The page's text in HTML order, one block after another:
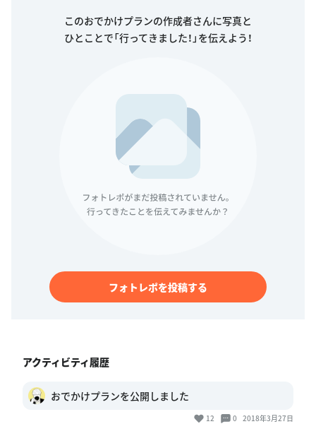
このおでかけプランの作成者さんに写真と
ひとことで「行ってきました！」を伝えよう！
フォトレポを投稿する
アクティビティ履歴
おでかけプランを公開しました
12 0 2018年3月27日